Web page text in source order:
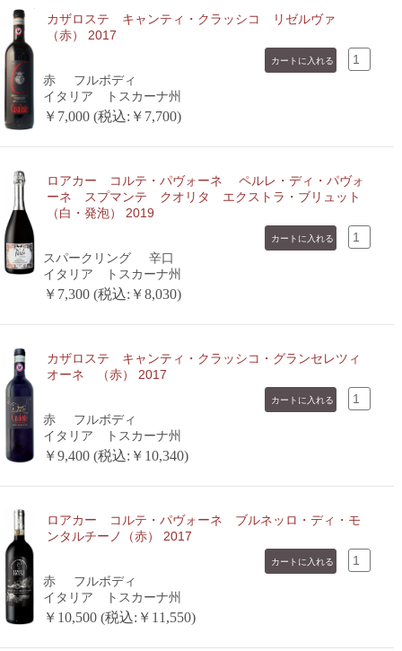
カザロステ キャンティ・クラッシコ リゼルヴァ
（赤） 2017
赤
フルボディ
イタリア トスカーナ州
￥7,000 (税込:￥7,700)
ロアカー コルテ・パヴォーネ ペルレ・ディ・パヴォ
ーネ スプマンテ クオリタ エクストラ・ブリュット
（白・発泡） 2019
スパークリング
辛口
イタリア トスカーナ州
￥7,300 (税込:￥8,030)
カザロステ キャンティ・クラッシコ・グランセレツィ
オーネ （赤） 2017
赤
フルボディ
イタリア トスカーナ州
￥9,400 (税込:￥10,340)
ロアカー コルテ・パヴォーネ ブルネッロ・ディ・モ
ンタルチーノ（赤） 2017
赤
フルボディ
イタリア トスカーナ州
￥10,500 (税込:￥11,550)